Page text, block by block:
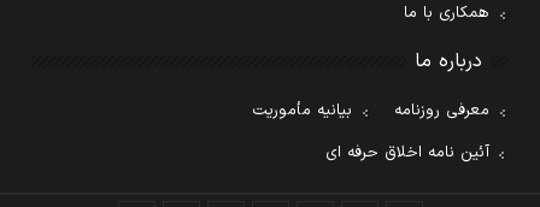
همکاری با ما
درباره ما
معرفی روزنامه
بیانیه مأموریت
آئین نامه اخلاق حرفه ای